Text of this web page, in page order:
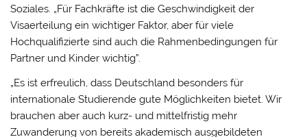
Soziales. „Für Fachkräfte ist die Geschwindigkeit der
Visaerteilung ein wichtiger Faktor, aber für viele
Hochqualifizierte sind auch die Rahmenbedingungen für
Partner und Kinder wichtig”.
„Es ist erfreulich, dass Deutschland besonders für
internationale Studierende gute Möglichkeiten bietet. Wir
brauchen aber auch kurz- und mittelfristig mehr
Zuwanderung von bereits akademisch ausgebildeten